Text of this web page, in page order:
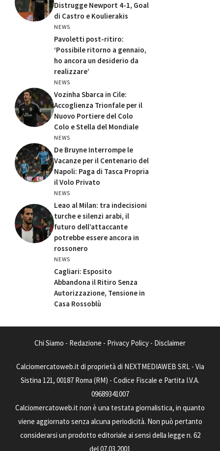
Distrugge Newport 4-1, Goal
di Castro e Koulierakis
NEWS
Pavoletti post-ritiro:
‘Possibile ritorno a gennaio,
ho ancora un desiderio da
realizzare’
NEWS
Vozinha Sbarca in Cile:
Accoglienza Trionfale per il
Nuovo Portiere del Colo
Colo e Stella del Mondiale
NEWS
De Bruyne Interrompe le
Vacanze per il Centenario del
Napoli: Paga di Tasca Propria
il Volo Privato
NEWS
Leao al Milan: tra indecisioni
turche e silenzi arabi, il
futuro dell’attaccante
potrebbe essere ancora in
rossonero
NEWS
Cagliari: Esposito
Abbandona il Ritiro Senza
Autorizzazione, Tensione in
Casa Rossoblù
Chi Siamo - Redazione - Privacy Policy - Disclaimer
Calciomercatoweb.it di proprietà di NEXTMEDIAWEB SRL - Via
Sistina 121, 00187 Roma (RM) - Codice Fiscale e Partita I.V.A.
09689341007
Calciomercatoweb.it non è una testata giornalistica, in quanto
viene aggiornato senza alcuna periodicità. Non può pertanto
considerarsi un prodotto editoriale ai sensi della legge n. 62
del 07.03.2001